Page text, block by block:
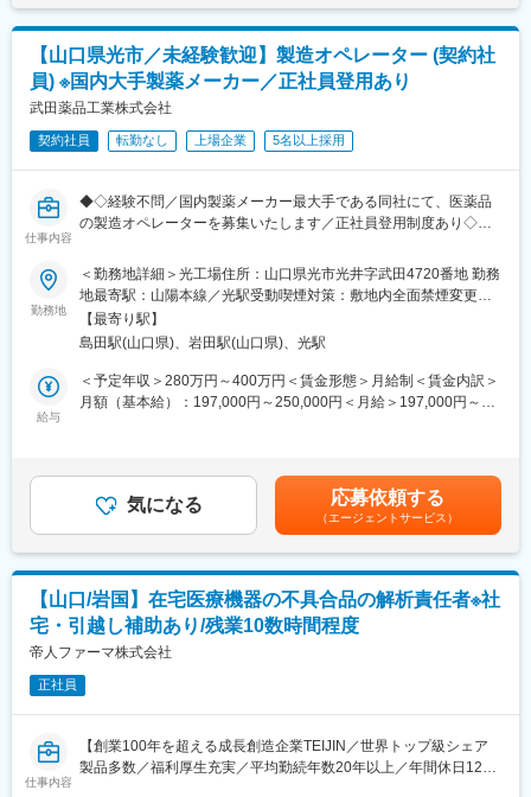
・転居が必要な場合は、引越し補助や借上げ社宅制度あり
◆同社について
・240年にわたり、患者様を中心に考え、世界中の人々の健康と
より良い未来の実現に尽力
・従業員一人ひとりの能力と熱意に応じた成長の機会多数で、成
長と活躍を実現できる環境
的にスキルを身につけられる環境です。
■職務詳細：
・固形製剤の製造・包装設備の運転および監視
・製造条件の設定、ライン切替作業、設備洗浄・点検
・バッチレコード（BR）等、製造記録の作成・管理
・工程内検査の実施および結果の正確な記録
・安全・品質・生産性向上に向けた改善活動（AGILE）の推進
■組織体制：
リーダーで構成されています。日々の業務はシフト内でチームを
組み、相互にサポートしながら医薬品を安定供給しています。入
社後は、先輩社員によるOJTを中心に、設備の操作やcGMPなどを
基礎から学び、段階的に担当範囲を広げていきます。将来的に
待しています。
◎山口県光市は、新大阪から新幹線を利用して2時間強ほどの場所
にあります。となりの下松市は2022年「住みよさランキング」で
全国13位にランクインしており、子育て、医療、生活の利便性等
の優れた環境で、当社の社員も下松市から通勤する方が多いです
変更の範囲：会社の定める業務
【山口県光市／未経験歓迎】製造オペレーター (契約社
員) ※国内大手製薬メーカー／正社員登用あり
武田薬品工業株式会社
契約社員 転勤なし 上場企業 5名以上採用
仕事内容
◆◇経験不問／国内製薬メーカー最大手である同社にて、医薬品
の製造オペレーターを募集いたします／正社員登用制度あり◇◆
＼社会的にも期待が寄せられる、医薬品工場でのご経験・スキル
習得が叶います！／
◎国内トップクラスの製薬メーカー「武田薬品工業」で就業がで
きます
◎年間休日123日、福利厚生充実！
◎遠方から転居される方には、引越し費用負担や住宅補助あり◎
◎契約社員スタートですが、正社員登用実績も多数ございます！
＞
・医薬品の製造オペレーション業務およびそれに伴う周辺関連業
・製造工程や設備のバリデーション／クオリフィケーション(ルー
ルに沿って運営できているかの確認)
■ポジションの魅力：
完全未経験から、製薬業界の中でも最先端の経験が積めるので、
ご自身の市場価値を挙げられる転職になります。契約社員スター
トですが、毎年正社員登用実績も多数あり、国内最大手企業でキ
ャリアアップをめざせるポジションです。
■居住地について：
勤務地
＜勤務地詳細＞光工場住所：山口県光市光井字武田4720番地 勤務
地最寄駅：山陽本線／光駅受動喫煙対策：敷地内全面禁煙変更の
範囲：会社の定める事業所
【最寄り駅】
島田駅(山口県)、岩田駅(山口県)、光駅
給与
＜予定年収＞280万円～400万円＜賃金形態＞月給制＜賃金内訳＞
月額（基本給）：197,000円～250,000円＜月給＞197,000円～
る可能性があります。月給(月額)は固定手当を含めた表記です。
気になる 応募依頼する
（エージェントサービス）
【山口/岩国】在宅医療機器の不具合品の解析責任者※社
宅・引越し補助あり/残業10数時間程度
帝人ファーマ株式会社
正社員
仕事内容
【創業100年を超える成長創造企業TEIJIN／世界トップ級シェア
製品多数／福利厚生充実／平均勤続年数20年以上／年間休日120